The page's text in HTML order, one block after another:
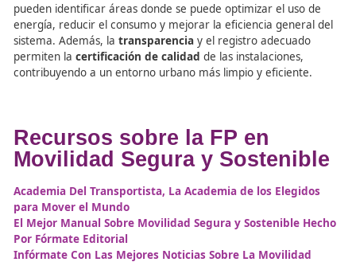
La Importancia de la
Documentación Técnica,